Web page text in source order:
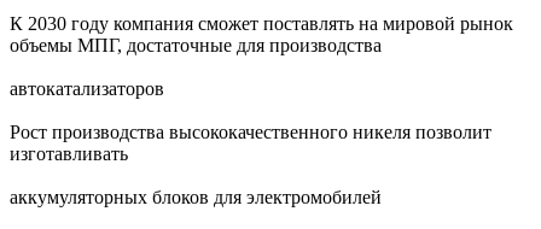
К 2030 году компания сможет поставлять на мировой рынок
объемы МПГ, достаточные для производства
автокатализаторов
Рост производства высококачественного никеля позволит
изготавливать
аккумуляторных блоков для электромобилей